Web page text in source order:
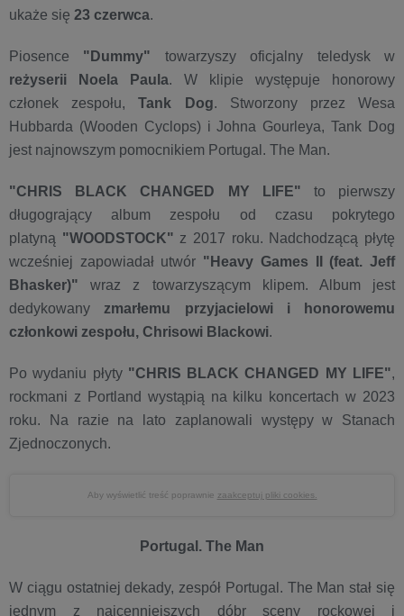
ukaże się 23 czerwca.
Piosence "Dummy" towarzyszy oficjalny teledysk w
reżyserii Noela Paula. W klipie występuje honorowy
członek zespołu,Tank Dog. Stworzony przez Wesa
Hubbarda (Wooden Cyclops) i Johna Gourleya, Tank Dog
jest najnowszym pomocnikiem Portugal. The Man.
"CHRIS BLACK CHANGED MY LIFE" to pierwszy
długogrający album zespołu od czasu pokrytego
platyną "WOODSTOCK" z 2017 roku. Nadchodzącą płytę
wcześniej zapowiadał utwór "Heavy Games II (feat. Jeff
Bhasker)" wraz z towarzyszącym klipem. Album jest
dedykowanyzmarłemu przyjacielowi i honorowemu
członkowi zespołu, Chrisowi Blackowi.
Po wydaniu płyty "CHRIS BLACK CHANGED MY LIFE",
rockmani z Portland wystąpią na kilku koncertach w 2023
roku. Na razie na lato zaplanowali występy w Stanach
Zjednoczonych.
Aby wyświetlić treść poprawnie zaakceptuj pliki cookies.
Portugal. The Man
W ciągu ostatniej dekady, zespół Portugal. The Man stał się
jednym z najcenniejszych dóbr sceny rockowej i